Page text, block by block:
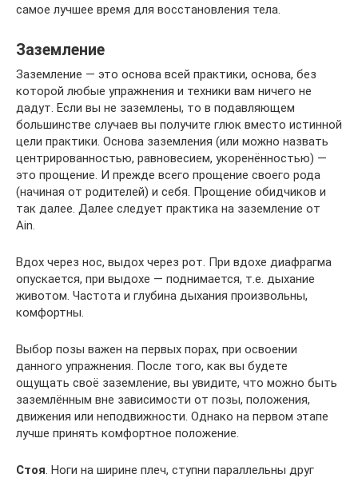
самое лучшее время для восстановления тела.
Заземление
Заземление — это основа всей практики, основа, без
которой любые упражнения и техники вам ничего не
дадут. Если вы не заземлены, то в подавляющем
большинстве случаев вы получите глюк вместо истинной
цели практики. Основа заземления (или можно назвать
центрированностью, равновесием, укоренённостью) —
это прощение. И прежде всего прощение своего рода
(начиная от родителей) и себя. Прощение обидчиков и
так далее. Далее следует практика на заземление от
Ain.
Вдох через нос, выдох через рот. При вдохе диафрагма
опускается, при выдохе — поднимается, т.е. дыхание
животом. Частота и глубина дыхания произвольны,
комфортны.
Выбор позы важен на первых порах, при освоении
данного упражнения. После того, как вы будете
ощущать своё заземление, вы увидите, что можно быть
заземлённым вне зависимости от позы, положения,
движения или неподвижности. Однако на первом этапе
лучше принять комфортное положение.
Стоя. Ноги на ширине плеч, ступни параллельны друг